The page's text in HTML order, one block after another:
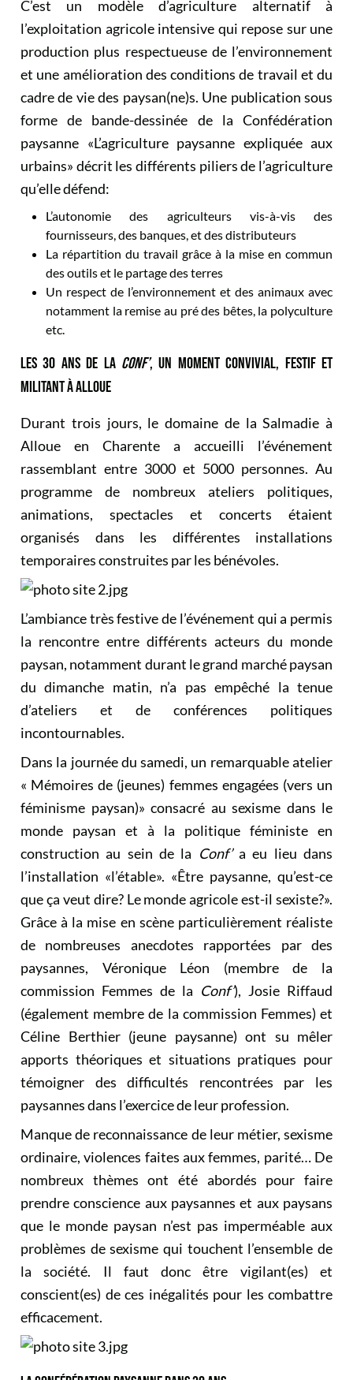
C’est un modèle d’agriculture alternatif à
l’exploitation agricole intensive qui repose sur une
production plus respectueuse de l’environnement
et une amélioration des conditions de travail et du
cadre de vie des paysan(ne)s. Une publication sous
forme de bande-dessinée de la Confédération
paysanne «L’agriculture paysanne expliquée aux
urbains» décrit les différents piliers de l’agriculture
qu’elle défend:
L’autonomie des agriculteurs vis-à-vis des
fournisseurs, des banques, et des distributeurs
La répartition du travail grâce à la mise en commun
des outils et le partage des terres
Un respect de l’environnement et des animaux avec
notamment la remise au pré des bêtes, la polyculture
etc.
LES 30 ANS DE LA CONF’, UN MOMENT CONVIVIAL, FESTIF ET
MILITANT À ALLOUE
Durant trois jours, le domaine de la Salmadie à
Alloue en Charente a accueilli l’événement
rassemblant entre 3000 et 5000 personnes. Au
programme de nombreux ateliers politiques,
animations, spectacles et concerts étaient
organisés dans les différentes installations
temporaires construites par les bénévoles.
L’ambiance très festive de l’événement qui a permis
la rencontre entre différents acteurs du monde
paysan, notamment durant le grand marché paysan
du dimanche matin, n’a pas empêché la tenue
d’ateliers et de conférences politiques
incontournables.
Dans la journée du samedi, un remarquable atelier
« Mémoires de (jeunes) femmes engagées (vers un
féminisme paysan)» consacré au sexisme dans le
monde paysan et à la politique féministe en
construction au sein de la Conf’a eu lieu dans
l’installation «l’étable». «Être paysanne, qu’est-ce
que ça veut dire? Le monde agricole est-il sexiste?».
Grâce à la mise en scène particulièrement réaliste
de nombreuses anecdotes rapportées par des
paysannes, Véronique Léon (membre de la
commission Femmes de la Conf’), Josie Riffaud
(également membre de la commission Femmes) et
Céline Berthier (jeune paysanne) ont su mêler
apports théoriques et situations pratiques pour
témoigner des difficultés rencontrées par les
paysannes dans l’exercice de leur profession.
Manque de reconnaissance de leur métier, sexisme
ordinaire, violences faites aux femmes, parité… De
nombreux thèmes ont été abordés pour faire
prendre conscience aux paysannes et aux paysans
que le monde paysan n’est pas imperméable aux
problèmes de sexisme qui touchent l’ensemble de
la société. Il faut donc être vigilant(es) et
conscient(es) de ces inégalités pour les combattre
efficacement.